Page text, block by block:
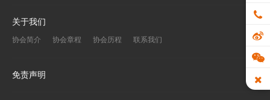
关于我们
协会简介 协会章程 协会历程 联系我们
免责声明